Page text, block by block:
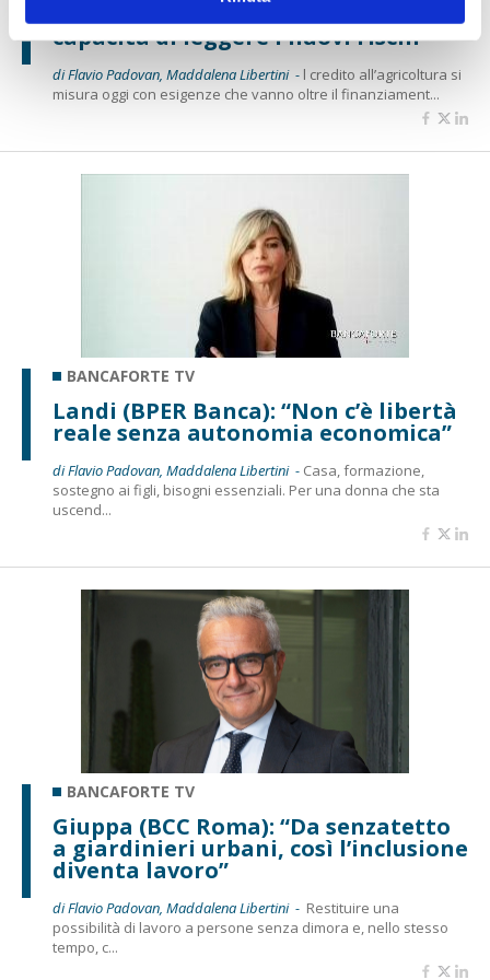
capacità di leggere i nuovi rischi”
di Flavio Padovan, Maddalena Libertini - l credito all’agricoltura si
misura oggi con esigenze che vanno oltre il finanziament...
BANCAFORTE TV
Landi (BPER Banca): “Non c’è libertà
reale senza autonomia economica”
di Flavio Padovan, Maddalena Libertini - Casa, formazione,
sostegno ai figli, bisogni essenziali. Per una donna che sta
uscend...
BANCAFORTE TV
Giuppa (BCC Roma): “Da senzatetto
a giardinieri urbani, così l’inclusione
diventa lavoro”
di Flavio Padovan, Maddalena Libertini - Restituire una
possibilità di lavoro a persone senza dimora e, nello stesso
tempo, c...